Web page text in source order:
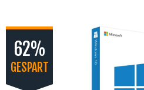
62%
GESPART